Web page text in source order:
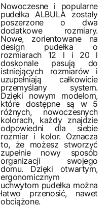
Nowoczesne i popularne
pudełka ALBULA zostały
poszerzone o dwa
dodatkowe rozmiary.
Nowe, zorientowane na
design pudełka o
rozmiarach 12 l i 20 l
doskonale pasują do
istniejących rozmiarów i
uzupełniają całkowicie
przemyślany system.
Dzięki nowym modelom,
które dostępne są w 5
różnych, nowoczesnych
kolorach, każdy znajdzie
odpowiedni dla siebie
rozmiar i kolor. Oznacza
to, że możesz stworzyć
zupełnie nowy sposób
organizacji swojego
domu. Dzięki otwartym,
ergonomicznym
uchwytom pudełka można
łatwo przenosić, nawet
obciążone.